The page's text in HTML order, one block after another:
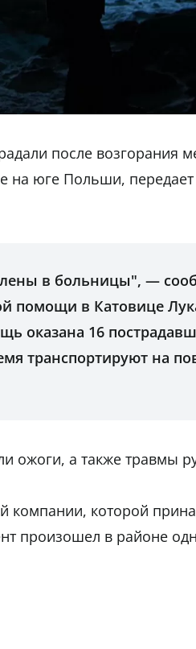
после возгорания
на юге Польши, передает
в больницы", —
помощи в Катовице
оказана 16
транспортируют на
ожоги, а также травмы
компании, которой
произошел в районе